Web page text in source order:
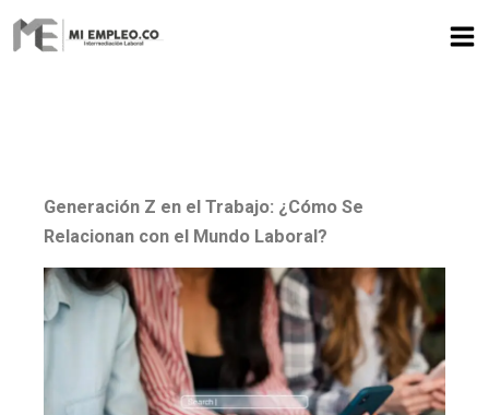
Generación Z en el Trabajo: ¿Cómo Se
Relacionan con el Mundo Laboral?